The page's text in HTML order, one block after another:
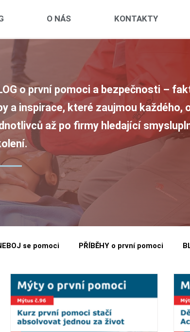
O NÁS KONTAKTY
o první pomoci a bezpečnosti –
a inspirace, které zaujmou každého,
až po firmy hledající
se pomoci PŘÍBĚHY o první pomoci